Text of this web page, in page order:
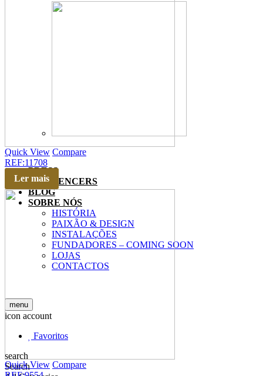
PRESS
INFLUENCERS
BLOG
SOBRE NÓS
HISTÓRIA
PAIXÃO & DESIGN
INSTALAÇÕES
FUNDADORES – COMING SOON
LOJAS
CONTACTOS
menu
icon account
Favoritos
search
Search
Quick View Compare
REF:11708
Ler mais
Quick View Compare